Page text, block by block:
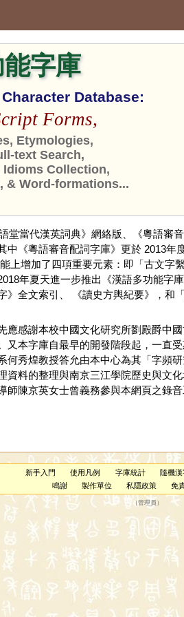
字庫
Database:
Forms,
Etymologies,
text Search,
Idioms Collection,
& Word-formations...
堂當代漢英詞典》網絡版、《粵語
《粵語審音配詞字庫》更於 2013
上增加了四項重要元素：即「古文
年夏天進一步推出《漢語多功能
全文索引、 《讀史方輿紀要》，
感謝本校中國文化研究所劉殿爵中
本字庫自最早的開發階段起，一直
秀煌教授答允由本中心為其「字頻
資料的整理與南京三江學院歷史與文
陳京英女士曾義務參與本網頁之錄
新手入門 使用凡例 字庫統計 隨機漢
鳴謝
製作單位 私隱政策 免
（管理員 ）